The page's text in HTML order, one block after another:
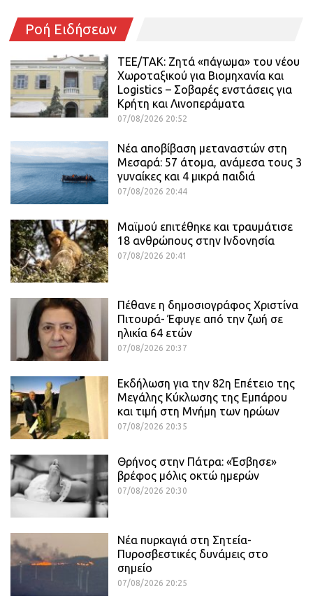
Ροή Ειδήσεων
ΤΕΕ/ΤΑΚ: Ζητά «πάγωμα» του νέου
Χωροταξικού για Βιομηχανία και
Logistics – Σοβαρές ενστάσεις για
Κρήτη και Λινοπεράματα
07/08/2026 20:52
Νέα αποβίβαση μεταναστών στη
Μεσαρά: 57 άτομα, ανάμεσα τους 3
γυναίκες και 4 μικρά παιδιά
07/08/2026 20:44
Μαϊμού επιτέθηκε και τραυμάτισε
18 ανθρώπους στην Ινδονησία
07/08/2026 20:41
Πέθανε η δημοσιογράφος Χριστίνα
Πιτουρά- Έφυγε από την ζωή σε
ηλικία 64 ετών
07/08/2026 20:37
Εκδήλωση για την 82η Επέτειο της
Μεγάλης Κύκλωσης της Εμπάρου
και τιμή στη Μνήμη των ηρώων
07/08/2026 20:35
Θρήνος στην Πάτρα: «Έσβησε»
βρέφος μόλις οκτώ ημερών
07/08/2026 20:30
Νέα πυρκαγιά στη Σητεία-
Πυροσβεστικές δυνάμεις στο
σημείο
07/08/2026 20:25